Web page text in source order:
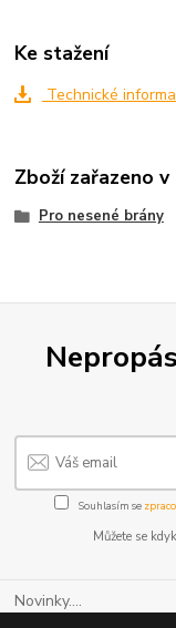
Ke stažení
Technické
Zboží zařazeno
Pro nesené brány
Souhlasím se
Můžete se
Novinky....